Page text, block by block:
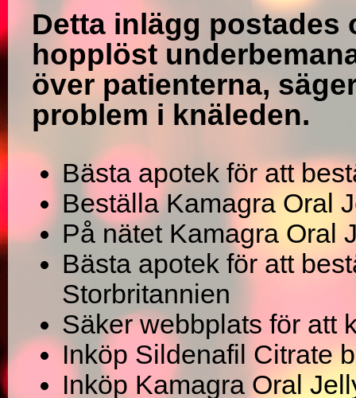
Detta inlägg postades
hopplöst
över patienterna,
problem i knäleden.
Bästa apotek för att
Beställa Kamagra Oral
På nätet Kamagra Oral
Bästa apotek för att
Storbritannien
Säker webbplats för att
Inköp Sildenafil Citrate
Inköp Kamagra Oral